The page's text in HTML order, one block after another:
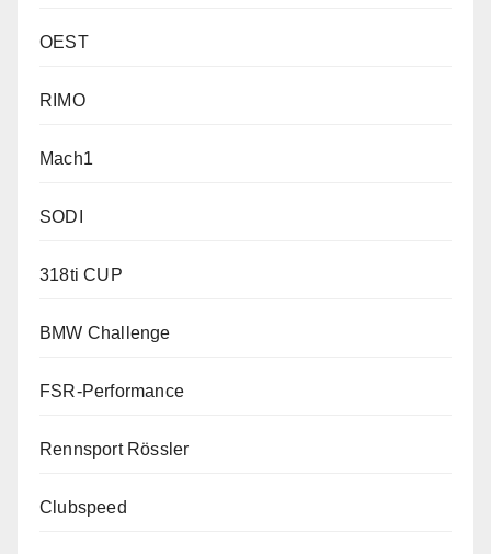
OEST
RIMO
Mach1
SODI
318ti CUP
BMW Challenge
FSR-Performance
Rennsport Rössler
Clubspeed